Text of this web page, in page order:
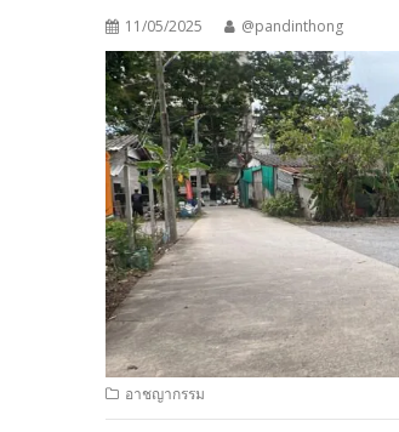
11/05/2025 @pandinthong
อาชญากรรม